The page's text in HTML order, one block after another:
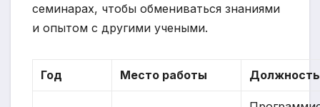
семинарах, чтобы обмениваться знаниями
и опытом с другими учеными.
Год Место работы Должность